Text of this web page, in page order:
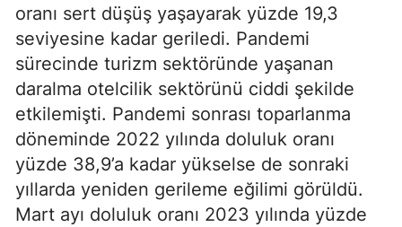
oranı sert düşüş yaşayarak yüzde 19,3
seviyesine kadar geriledi. Pandemi
sürecinde turizm sektöründe yaşanan
daralma otelcilik sektörünü ciddi şekilde
etkilemişti. Pandemi sonrası toparlanma
döneminde 2022 yılında doluluk oranı
yüzde 38,9’a kadar yükselse de sonraki
yıllarda yeniden gerileme eğilimi görüldü.
Mart ayı doluluk oranı 2023 yılında yüzde